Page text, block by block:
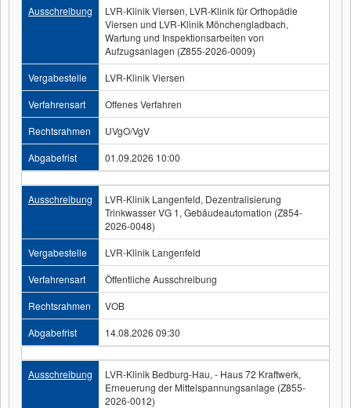
Ausschreibung
LVR-Klinik Viersen, LVR-Klinik für Orthopädie
Viersen und LVR-Klinik Mönchengladbach,
Wartung und Inspektionsarbeiten von
Aufzugsanlagen (Z855-2026-0009)
Vergabestelle
LVR-Klinik Viersen
Verfahrensart
Offenes Verfahren
Rechtsrahmen
UVgO/VgV
Abgabefrist
01.09.2026 10:00
Ausschreibung
LVR-Klinik Langenfeld, Dezentralisierung
Trinkwasser VG 1, Gebäudeautomation (Z854-
2026-0048)
Vergabestelle
LVR-Klinik Langenfeld
Verfahrensart
Öffentliche Ausschreibung
Rechtsrahmen
VOB
Abgabefrist
14.08.2026 09:30
Ausschreibung
LVR-Klinik Bedburg-Hau, - Haus 72 Kraftwerk,
Erneuerung der Mittelspannungsanlage (Z855-
2026-0012)